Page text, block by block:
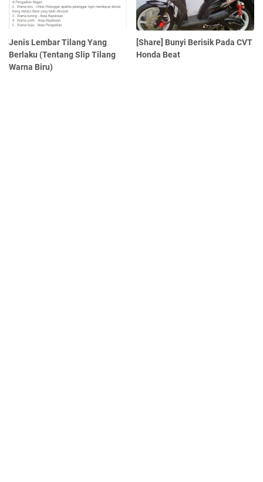
Jenis Lembar Tilang Yang
Berlaku (Tentang Slip Tilang
Warna Biru)
[Share] Bunyi Berisik Pada CVT
Honda Beat